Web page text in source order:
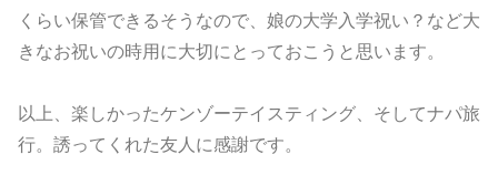
くらい保管できるそうなので、娘の大学入学祝い？など大
きなお祝いの時用に大切にとっておこうと思います。
以上、楽しかったケンゾーテイスティング、そしてナパ旅
行。誘ってくれた友人に感謝です。